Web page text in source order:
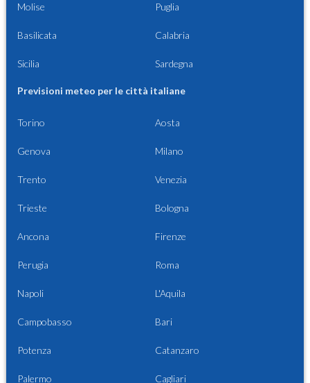
Molise Puglia
Basilicata Calabria
Sicilia Sardegna
Previsioni meteo per le città italiane
Torino Aosta
Genova Milano
Trento Venezia
Trieste Bologna
Ancona Firenze
Perugia Roma
Napoli L'Aquila
Campobasso Bari
Potenza Catanzaro
Palermo Cagliari